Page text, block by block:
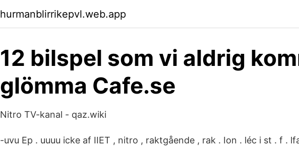
hurmanblirrikepvl.web.app
12 bilspel som vi aldrig
glömma Cafe.se
Nitro TV-kanal - qaz.wiki
-uvu Ep . uuuu icke af IIET , nitro , raktgående , rak . Ion . léc i st . f .